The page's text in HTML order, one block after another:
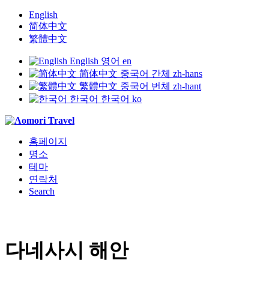
English
简体中文
繁體中文
English 영어 en
简体中文 중국어 간체 zh-hans
繁體中文 중국어 번체 zh-hant
한국어 한국어 ko
홈페이지
명소
테마
연락처
Search
다네사시 해안